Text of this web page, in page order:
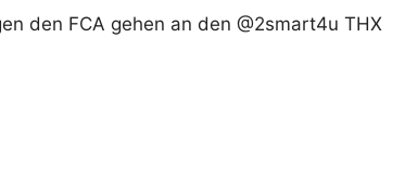
den FCA gehen an den @2smart4u THX